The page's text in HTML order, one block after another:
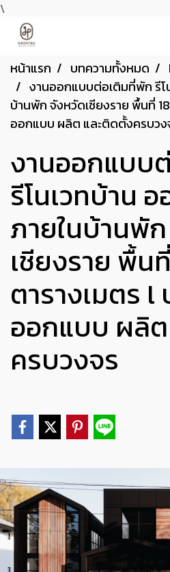
\
หน้าแรก บทความทั้งหมด
งานออกแบบต่อเติมที่พัก รีโ
บ้านพัก จังหวัดเชียงราย พื้นที่
ออกแบบ ผลิต และติดตั้งครบวง
งานออกแบบ
รีโนเวทบ้าน
ภายในบ้านพั
เชียงราย พื้น
ตารางเมตร l
ออกแบบ ผลิ
ครบวงจร